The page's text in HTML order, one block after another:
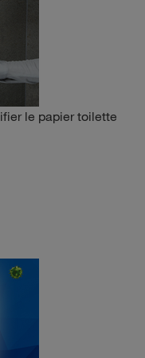
le papier toilette